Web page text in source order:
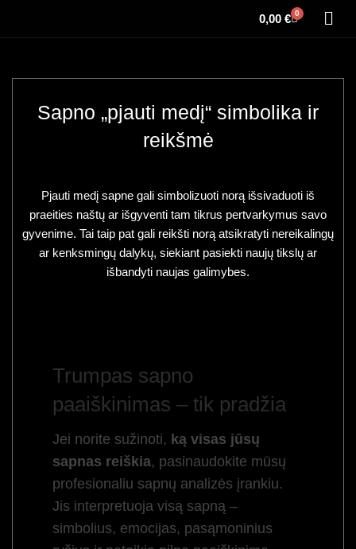
0,00 € 0
Sapno „pjauti medį“ simbolika ir
reikšmė
Pjauti medį sapne gali simbolizuoti norą išsivaduoti iš
praeities naštų ar išgyventi tam tikrus pertvarkymus savo
gyvenime. Tai taip pat gali reikšti norą atsikratyti nereikalingų
ar kenksmingų dalykų, siekiant pasiekti naujų tikslų ar
išbandyti naujas galimybes.
Trumpas sapno
paaiškinimas – tik pradžia
Jei norite sužinoti, ką visas jūsų
sapnas reiškia, pasinaudokite mūsų
profesionaliu sapnų analizės įrankiu.
Jis interpretuoja visą sapną –
simbolius, emocijas, pasąmoninius